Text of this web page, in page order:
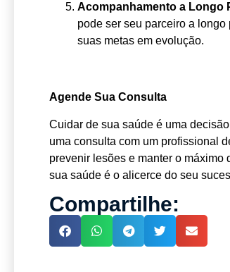
Acompanhamento a Longo
pode ser seu parceiro a
suas metas em evolução.
Agende Sua Consulta
Cuidar de sua saúde é uma
uma consulta com um profissional
prevenir lesões e manter o
sua saúde é o alicerce do seu
Compartilhe: